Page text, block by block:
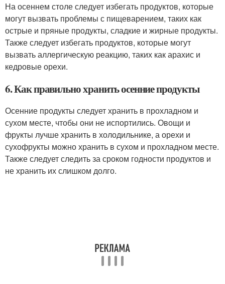
На осеннем столе следует избегать продуктов, которые
могут вызвать проблемы с пищеварением, таких как
острые и пряные продукты, сладкие и жирные продукты.
Также следует избегать продуктов, которые могут
вызвать аллергическую реакцию, таких как арахис и
кедровые орехи.
6. Как правильно хранить осенние продукты
Осенние продукты следует хранить в прохладном и
сухом месте, чтобы они не испортились. Овощи и
фрукты лучше хранить в холодильнике, а орехи и
сухофрукты можно хранить в сухом и прохладном месте.
Также следует следить за сроком годности продуктов и
не хранить их слишком долго.